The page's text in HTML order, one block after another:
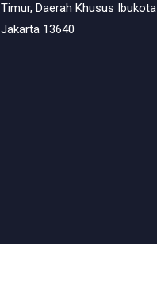
Timur, Daerah Khusus Ibukota
Jakarta 13640